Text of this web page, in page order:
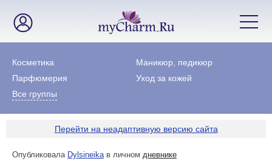
Косметика
Маникюр, педикюр
Парфюмерия
Уход за кожей
Все группы
Перейти на неадаптивную версию сайта
Опубликовала Dylsineikaв личном дневнике